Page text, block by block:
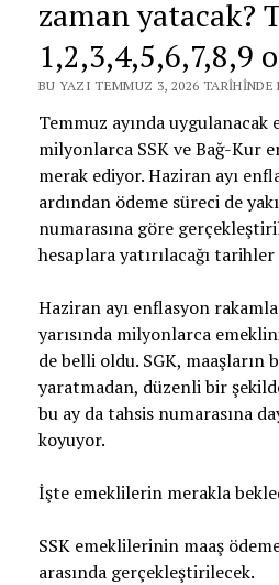
zaman yatacak?
1,2,3,4,5,6,7,8,9
BU YAZI TEMMUZ 3, 2026
Temmuz ayında uygulanacak
milyonlarca SSK ve Bağ-Kur
merak ediyor. Haziran ayı
ardından ödeme süreci de
numarasına göre
hesaplara yatırılacağı
Haziran ayı enflasyon
yarısında milyonlarca
de belli oldu. SGK,
yaratmadan, düzenli bir
bu ay da tahsis numarasına
koyuyor.
İşte emeklilerin merakla
SSK emeklilerinin maaş
arasında gerçekleştirilecek.